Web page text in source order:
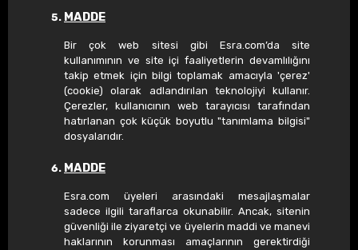
MADDE
Bir çok web sitesi gibi Esra.com’da site
kullanımının ve site içi faaliyetlerin devamlılığını
takip etmek için bilgi toplamak amacıyla 'çerez'
(cookie) olarak adlandırılan teknolojiyi kullanır.
Çerezler, kullanıcının web tarayıcısı tarafından
hatırlanan çok küçük boyutlu "tanımlama bilgisi"
dosyalarıdır.
MADDE
Esra.com üyeleri arasındaki mesajlaşmalar
sadece ilgili taraflarca okunabilir. Ancak, sitenin
güvenliği ile ziyaretçi ve üyelerin maddi ve manevi
haklarının korunması amaçlarının gerektirdiği